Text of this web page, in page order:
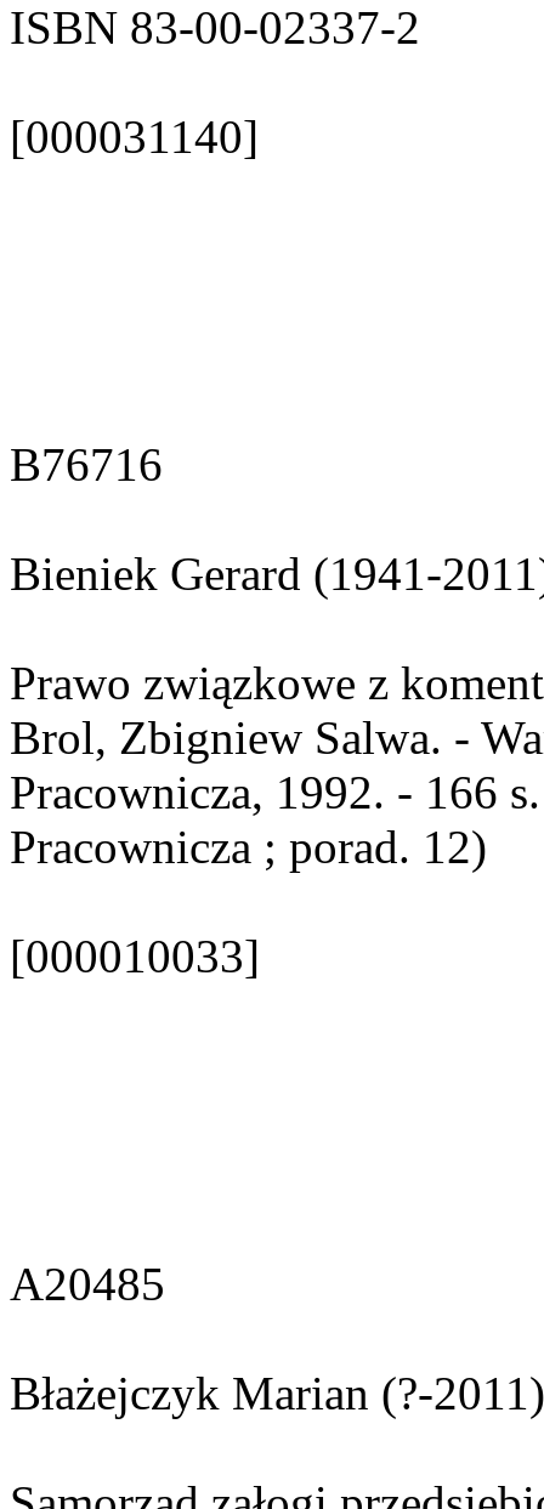
ISBN 83-00-02337-2
[000031140]
B76716
Bieniek Gerard (1941-
Prawo związkowe z
Brol, Zbigniew Salwa. -
Pracownicza, 1992. - 166
Pracownicza ; porad. 12)
[000010033]
A20485
Błażejczyk Marian (?-2011)